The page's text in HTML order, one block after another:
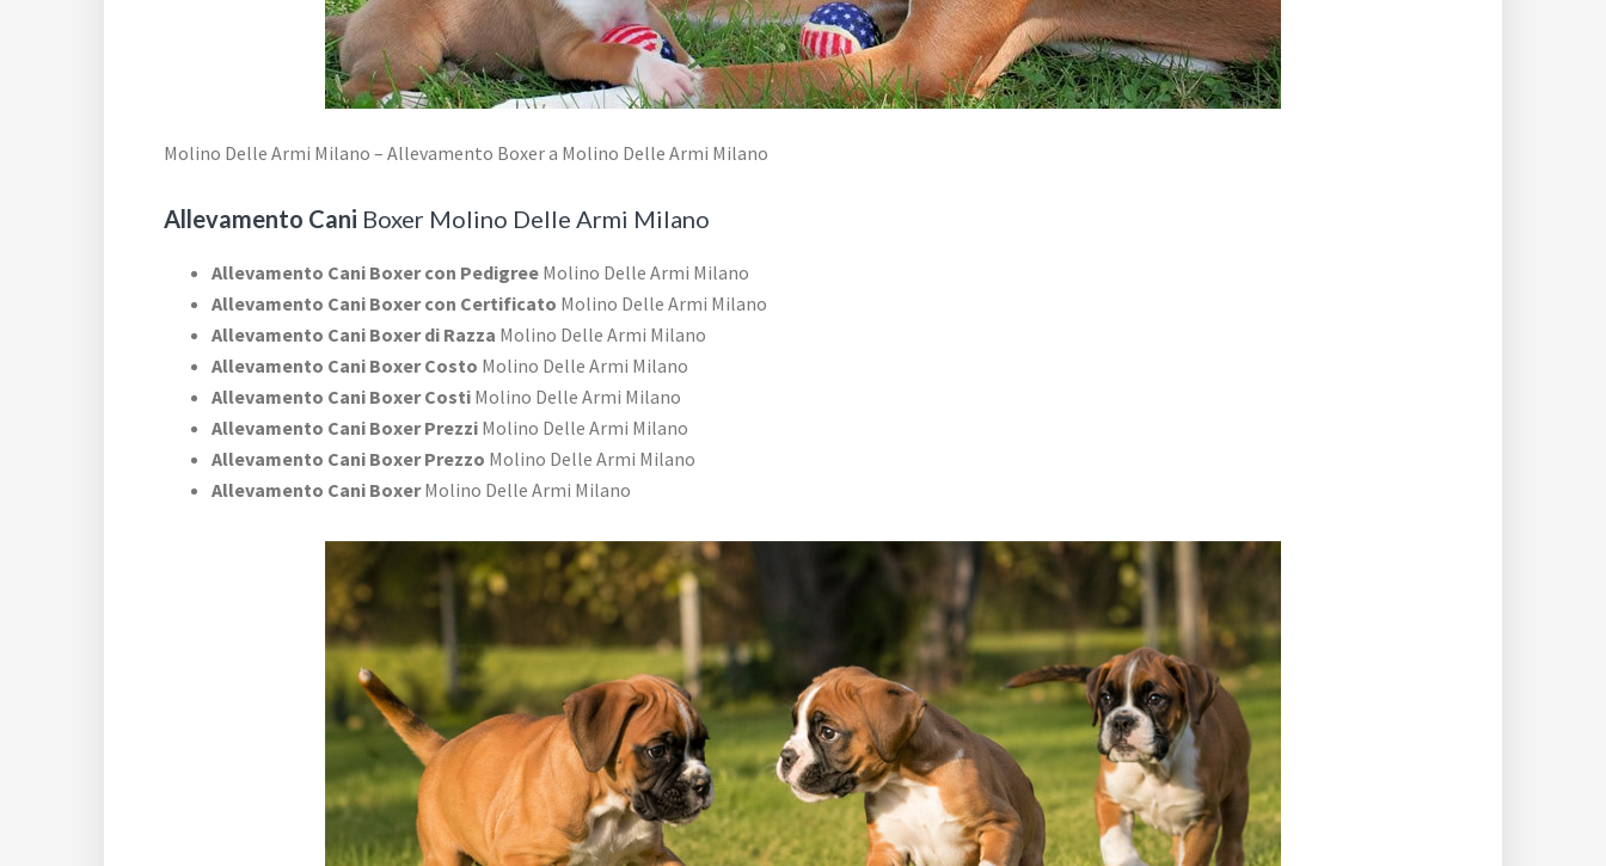
Molino Delle Armi Milano – Allevamento Boxer a Molino Delle Armi Milano
Allevamento Cani Boxer Molino Delle Armi Milano
Allevamento Cani Boxer con Pedigree Molino Delle Armi Milano
Allevamento Cani Boxer con Certificato Molino Delle Armi Milano
Allevamento Cani Boxer di Razza Molino Delle Armi Milano
Allevamento Cani Boxer Costo Molino Delle Armi Milano
Allevamento Cani Boxer Costi Molino Delle Armi Milano
Allevamento Cani Boxer Prezzi Molino Delle Armi Milano
Allevamento Cani Boxer Prezzo Molino Delle Armi Milano
Allevamento Cani BoxerMolino Delle Armi Milano